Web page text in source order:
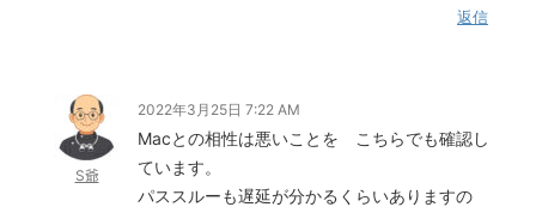
返信
S爺
2022年3月25日 7:22 AM
Macとの相性は悪いことを こちらでも確認し
ています。
パススルーも遅延が分かるくらいありますの